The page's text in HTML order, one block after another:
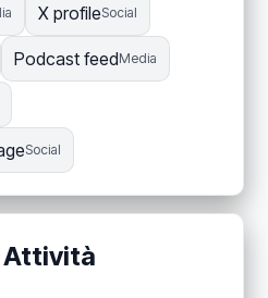
X profileSocial
Podcast feedMedia
Social
Attività